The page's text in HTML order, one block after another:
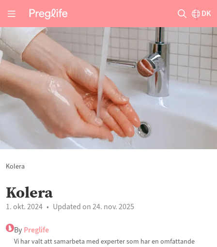
DK
Kolera
Kolera
1. okt. 2024 Updated on 24. nov. 2025
By Preglife
Vi har valt att samarbeta med experter som har en omfattande